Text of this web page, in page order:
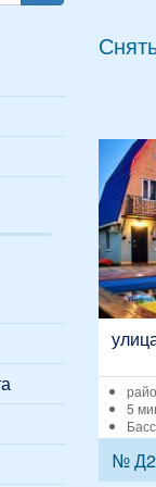
5
№